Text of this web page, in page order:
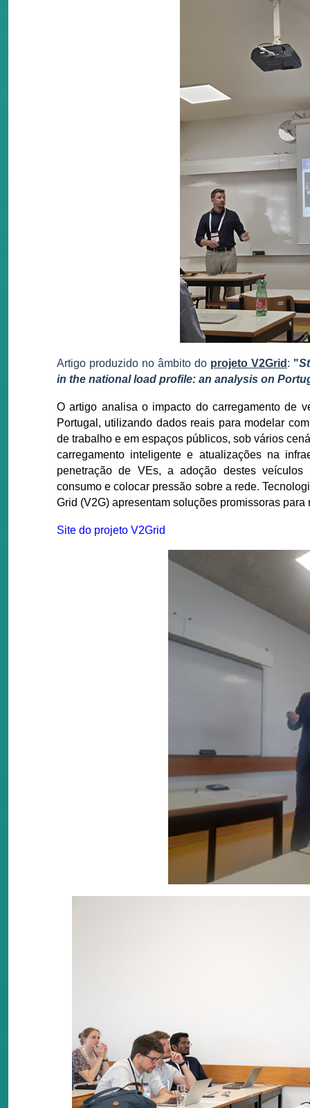
Artigo produzido no âmbito do projeto V2Grid : "
in the national load profile: an analysis on
O artigo analisa o impacto do carregamento de
Portugal, utilizando dados reais para modelar
de trabalho e em espaços públicos, sob vários
carregamento inteligente e atualizações na
penetração de VEs, a adoção destes
consumo e colocar pressão sobre a rede.
Grid (V2G) apresentam soluções promissoras para
Site do projeto V2Grid